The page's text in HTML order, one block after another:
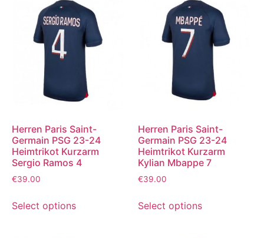
Herren Paris Saint-
Germain PSG 23-24
Heimtrikot Kurzarm
Sergio Ramos 4
€39.00
Select options
Herren Paris Saint-
Germain PSG 23-24
Heimtrikot Kurzarm
Kylian Mbappe 7
€39.00
Select options